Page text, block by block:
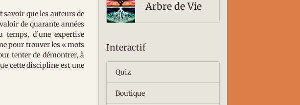
savoir que les auteurs de
de quarante années
temps, d’une expertise
pour trouver les « mots
tenter de démontrer, à
cette discipline est une
Arbre de Vie
Interactif
Quiz
Boutique